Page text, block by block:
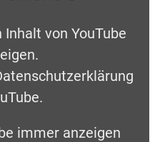
von YouTube
.
immer anzeigen